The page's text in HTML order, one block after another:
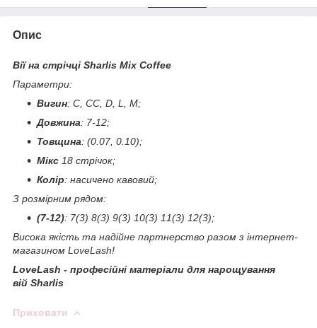
Опис
Вії на стрічці Sharlis Mix Coffee
Параметри:
Вигин: C, CC, D, L, M;
Довжина: 7-12;
Товщина: (0.07, 0.10);
Мікс 18 стрічок;
Колір: насичено кавовий;
З розмірним рядом:
(7-12): 7(3) 8(3) 9(3) 10(3) 11(3) 12(3);
Висока якість та надійне партнерство разом з інтернет-
магазином LoveLash!
LoveLash - професійні матеріали для нарощування
вій Sharlis
Приховати